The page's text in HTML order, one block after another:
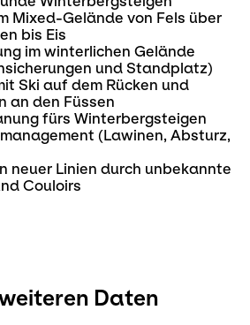
Mixed-Gelände von Fels über
bis Eis
im winterlichen Gelände
und Standplatz)
Ski auf dem Rücken und
an den Füssen
fürs Winterbergsteigen
(Lawinen, Absturz,
neuer Linien durch unbekannte
Couloirs
Daten